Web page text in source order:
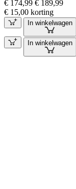
€ 174,99 € 189,99
€ 15,00 korting
In winkelwagen
In winkelwagen